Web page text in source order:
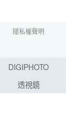
隱私權聲明
DIGIPHOTO
透視鏡